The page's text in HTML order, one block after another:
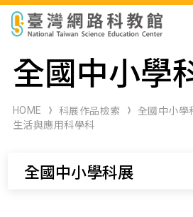
科展作品檢索
科學研習月刊
全國中小學
HOME 科展作品檢索
全國中小學
生活與應用科學科
全國中小學科展